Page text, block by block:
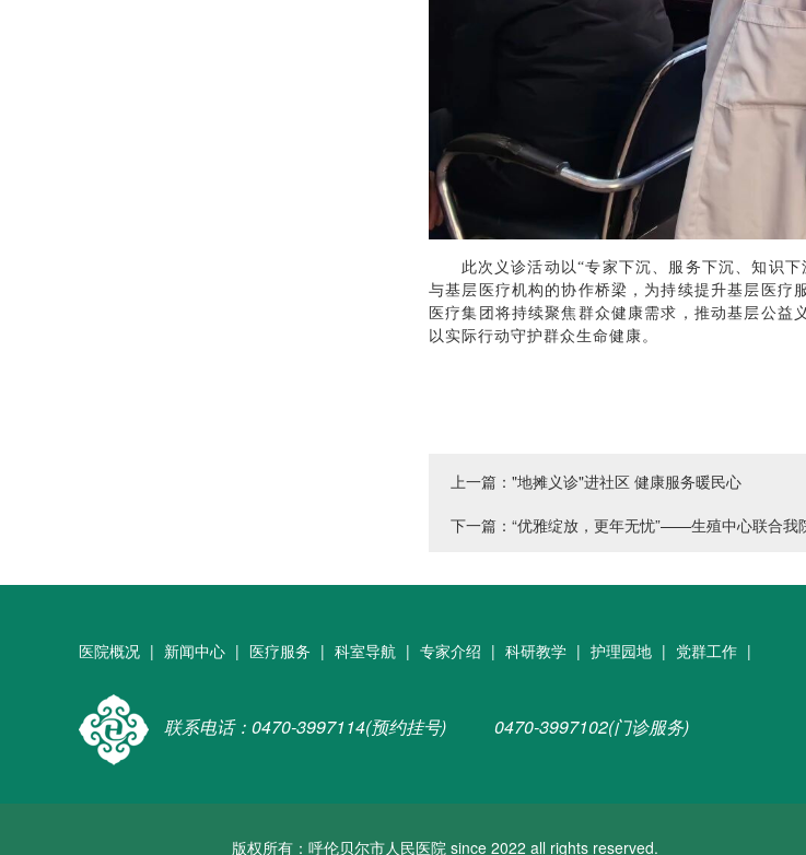
此次义诊活动以“专家下沉、服务下沉、知识
与基层医疗机构的协作桥梁，为持续提升基层医疗
医疗集团将持续聚焦群众健康需求，推动基层公益
以实际行动守护群众生命健康。
上一篇："地摊义诊"进社区 健康服务暖民心
下一篇：“优雅绽放，更年无忧”——生殖中心联合我
医院概况 | 新闻中心 | 医疗服务 | 科室导航 | 专家介绍 | 科研教学 | 护理园地 | 党群工作 |
联系电话：0470-3997114(预约挂号) 0470-3997102(门诊服务)
版权所有：呼伦贝尔市人民医院 since 2022 all rights reserved.